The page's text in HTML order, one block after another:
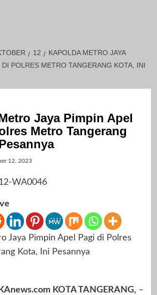
12
KAPOLDA METRO JAYA
DI POLRES METRO TANGERANG KOTA, INI
Jaya Pimpin Apel
Metro Tangerang
12, 2023
Jaya Pimpin Apel Pagi di Polres
Kota, Ini Pesannya
KOTA TANGERANG,–